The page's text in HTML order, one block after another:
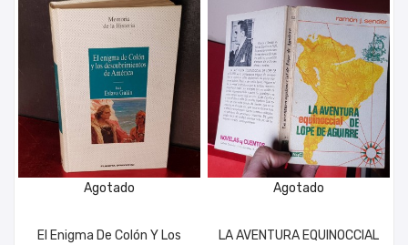
Agotado
El Enigma De Colón Y Los
Agotado
LA AVENTURA EQUINOCCIAL